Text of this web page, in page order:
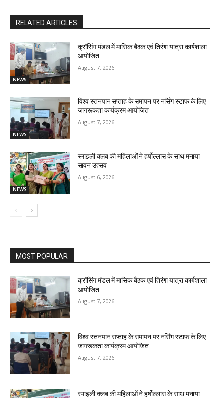
RELATED ARTICLES
NEWS
क्रॉसिंग मंडल में मासिक बैठक एवं तिरंगा यात्रा कार्यशाला
आयोजित
August 7, 2026
NEWS
विश्व स्तनपान सप्ताह के समापन पर नर्सिंग स्टाफ के लिए
जागरूकता कार्यक्रम आयोजित
August 7, 2026
NEWS
स्माइली क्लब की महिलाओं ने हर्षोल्लास के साथ मनाया
सावन उत्सव
August 6, 2026
MOST POPULAR
क्रॉसिंग मंडल में मासिक बैठक एवं तिरंगा यात्रा कार्यशाला
आयोजित
August 7, 2026
विश्व स्तनपान सप्ताह के समापन पर नर्सिंग स्टाफ के लिए
जागरूकता कार्यक्रम आयोजित
August 7, 2026
स्माइली क्लब की महिलाओं ने हर्षोल्लास के साथ मनाया